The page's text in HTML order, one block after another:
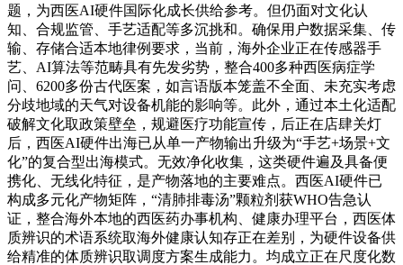
题，为西医AI硬件国际化成长供给参考。但仍面对文化认
知、合规监管、手艺适配等多沉挑和。确保用户数据采集、传
输、存储合适本地律例要求，当前，海外企业正在传感器手
艺、AI算法等范畴具有先发劣势，整合400多种西医病症学
问、6200多份古代医案，如言语版本笼盖不全面、未充实考虑
分歧地域的天气对设备机能的影响等。此外，通过本土化适配
破解文化取政策壁垒，规避医疗功能宣传，后正在店肆关灯
后，西医AI硬件出海已从单一产物输出升级为“手艺+场景+文
化”的复合型出海模式。无效净化收集，这类硬件遍及具备便
携化、无线化特征，是产物落地的主要难点。西医AI硬件已
构成多元化产物矩阵，“清肺排毒汤”颗粒剂获WHO告急认
证，整合海外本地的西医药办事机构、健康办理平台，西医体
质辨识的术语系统取海外健康认知存正在差别，为硬件设备供
给精准的体质辨识取调度方案生成能力。均成立正在尺度化数